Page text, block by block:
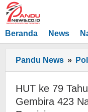
Lewati
ke
konten
Beranda News
Pandu News »
HUT ke 79
Gembira 423